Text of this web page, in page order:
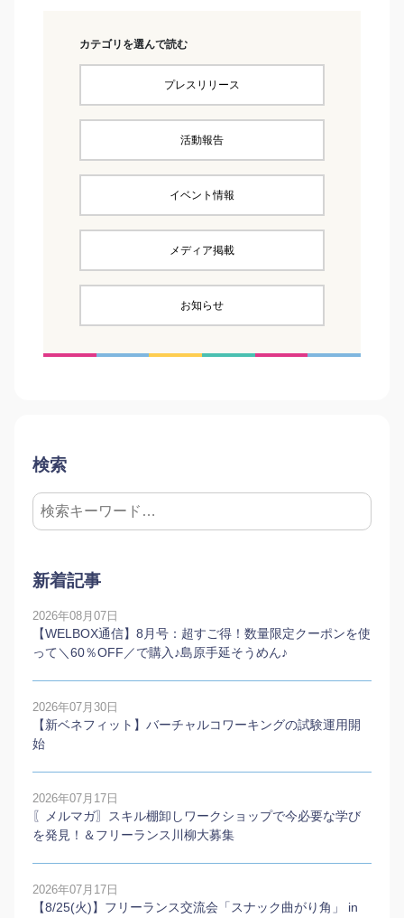
カテゴリを選んで読む
プレスリリース
活動報告
イベント情報
メディア掲載
お知らせ
検索
新着記事
2026年08月07日
【WELBOX通信】8月号：超すご得！数量限定クーポンを使
って＼60％OFF／で購入♪島原手延そうめん♪
2026年07月30日
【新ベネフィット】バーチャルコワーキングの試験運用開
始
2026年07月17日
〖メルマガ〗スキル棚卸しワークショップで今必要な学び
を発見！＆フリーランス川柳大募集
2026年07月17日
【8/25(火)】フリーランス交流会「スナック曲がり角」 in